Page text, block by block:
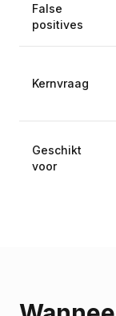
False
positives
Kernvraag
Geschikt
voor